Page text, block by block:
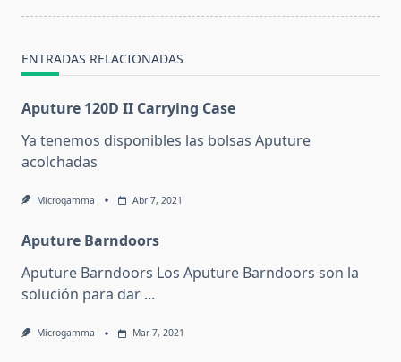
ENTRADAS RELACIONADAS
Aputure 120D II Carrying Case
Ya tenemos disponibles las bolsas Aputure
acolchadas
Microgamma Abr 7, 2021
Aputure Barndoors
Aputure Barndoors Los Aputure Barndoors son la
solución para dar ...
Microgamma Mar 7, 2021